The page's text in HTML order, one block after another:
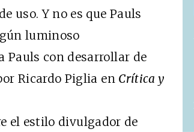
uso. Y no es que Pauls
luminoso
Pauls con desarrollar de
Ricardo Piglia en Crítica y
el estilo divulgador de